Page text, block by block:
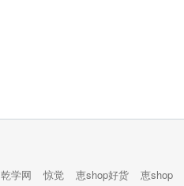
乾学网 惊觉 恵shop好货 恵shop